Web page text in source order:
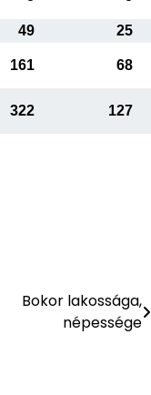
49
25
161 68
322 127
Bokor lakossága,
népessége